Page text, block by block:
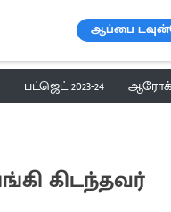
ஆப்பை
பட்ஜெட் 2023-24
கிடந்தவர்